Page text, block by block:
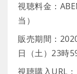
視聴料金：
当）
販売期間：
日（土）23時
視聴購入URL：